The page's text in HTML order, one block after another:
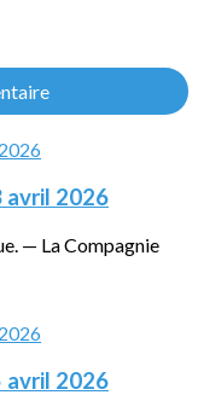
avril 2026
— La Compagnie
avril 2026